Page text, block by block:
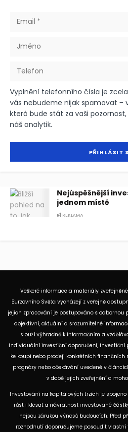
Vyplnění telefonního čísla je
vás nebudeme nijak spamovat –
která bude stát za vaši
náš analytik.
Nejúspěšnější
jednom místě
REKLAMA
Veškeré informace a materiály
Burzovního Světa vycházejí z veřejně
jejich zpracování je postupováno s odbornou
objektivní, aktuální a srozumitelné
slouží výhradně k informačním a
individuální investiční doporučení, investiční
ke koupi nebo prodeji konkrétních finančních
prognózy nebo očekávání uvedené v
v době jejich zveřejnění a
Investování na kapitálových trzích je
růst i klesat a návratnost investované
nejsou zárukou výnosů budoucích. Před
rozhodnutí doporučujeme posoudit